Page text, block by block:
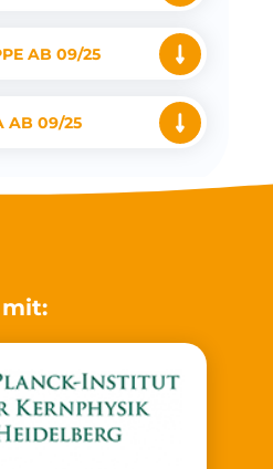
AB 09/25
AB 09/25